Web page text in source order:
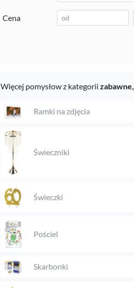
Cena
Więcej pomysłow z kategorii zabawne,
Ramki na zdjęcia
Świeczniki
Świeczki
Pościel
Skarbonki